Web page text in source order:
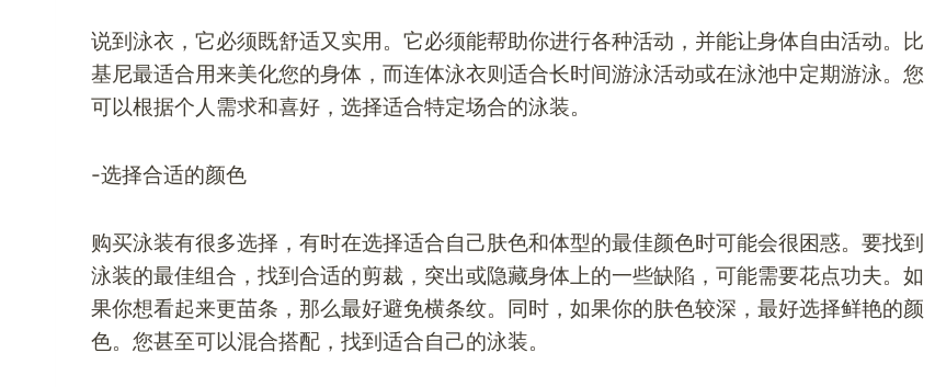
说到泳衣，它必须既舒适又实用。它必须能帮助你进行各种活动，并能让身体自由活动。比
基尼最适合用来美化您的身体，而连体泳衣则适合长时间游泳活动或在泳池中定期游泳。您
可以根据个人需求和喜好，选择适合特定场合的泳装。
-选择合适的颜色
购买泳装有很多选择，有时在选择适合自己肤色和体型的最佳颜色时可能会很困惑。要找到
泳装的最佳组合，找到合适的剪裁，突出或隐藏身体上的一些缺陷，可能需要花点功夫。如
果你想看起来更苗条，那么最好避免横条纹。同时，如果你的肤色较深，最好选择鲜艳的颜
色。您甚至可以混合搭配，找到适合自己的泳装。